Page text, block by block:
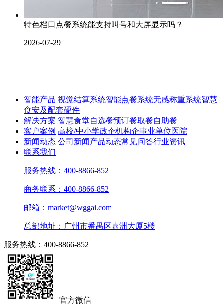
特色档口点餐系统能支持叫号和大屏显示吗？
2026-07-29
智能产品 视觉结算系统智能点餐系统无感称重系统智慧
食安及配套硬件
解决方案 智慧食堂自选餐预订餐取餐自助餐
客户案例 高校/中小学政企机构企事业单位医院
新闻动态 公司新闻产品动态常见问答行业资讯
联系我们
服务热线：400-8866-852
商务联系：400-8866-852
邮箱：market@wggai.com
总部地址：广州市番禺区嘉洲大厦5楼
服务热线：400-8866-852
官方微信